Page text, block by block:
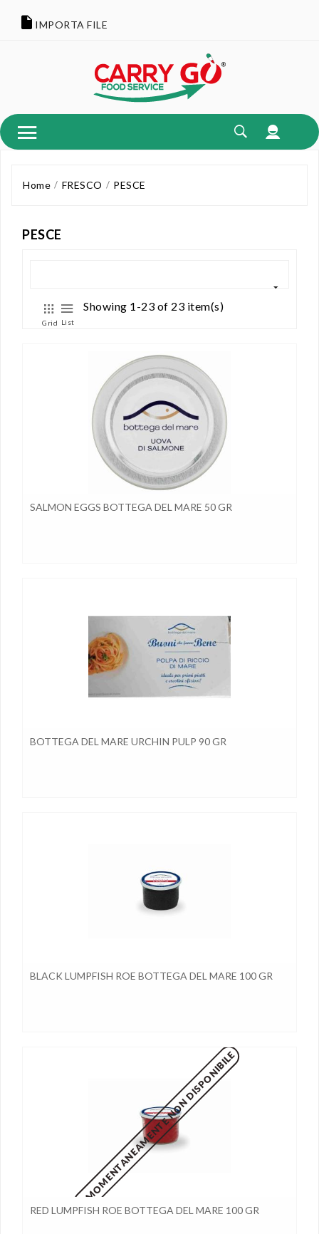
IMPORTA FILE
Home FRESCO PESCE
PESCE
Grid List
Showing 1-23 of 23 item(s)
SALMON EGGS BOTTEGA DEL MARE 50 GR
BOTTEGA DEL MARE URCHIN PULP 90 GR
BLACK LUMPFISH ROE BOTTEGA DEL MARE 100 GR
MOMENTANEAMENTE NON DISPONIBILE
RED LUMPFISH ROE BOTTEGA DEL MARE 100 GR